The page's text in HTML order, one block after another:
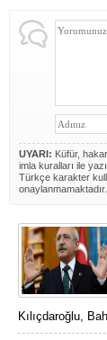
UYARI: Küfür,
imla kuralları ile
Türkçe karakter
onaylanmamaktadır.
Kılıçdaroğlu,